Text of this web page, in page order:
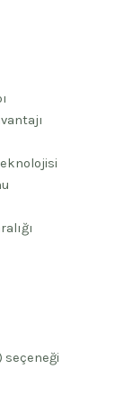
seçeneği